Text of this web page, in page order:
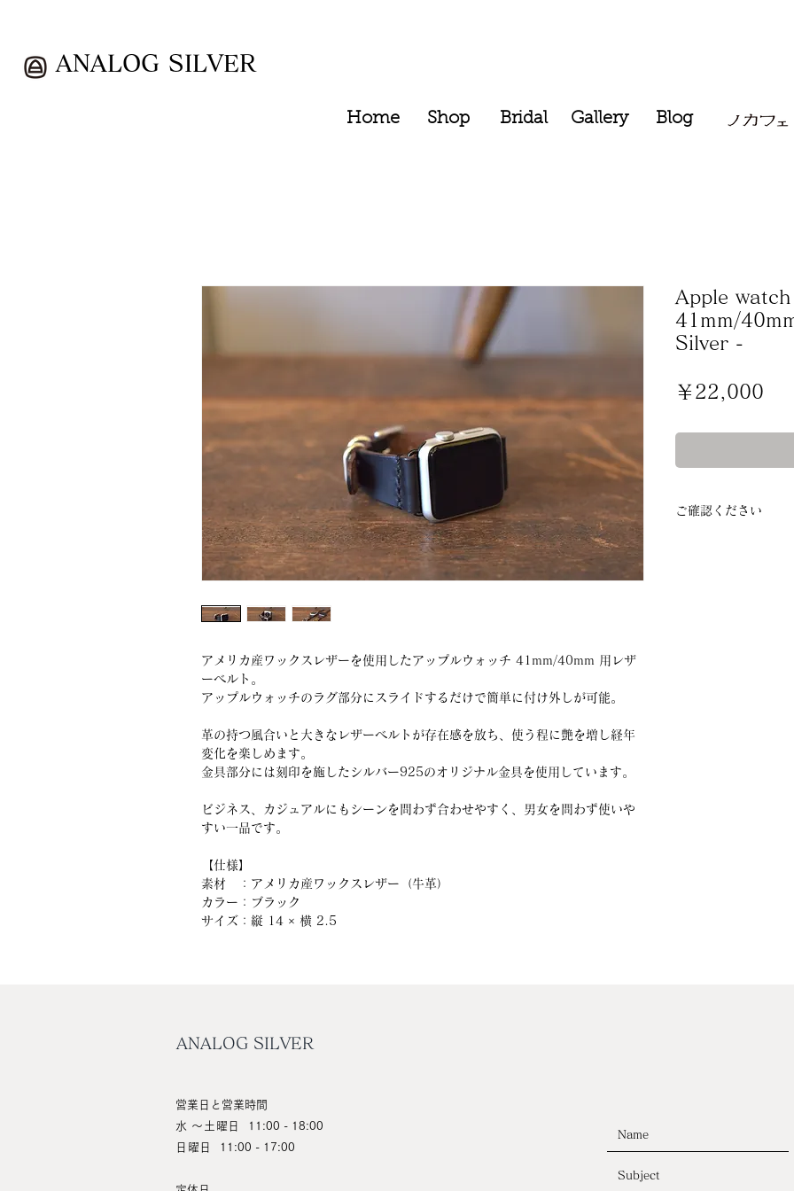
ANALOG SILVER
Home Shop Bridal Gallery Blog
アメリカ産ワックスレザーを使用したアップルウォッチ 41mm/40mm 用レザ
ーベルト。
アップルウォッチのラグ部分にスライドするだけで簡単に付け外しが可能。
革の持つ風合いと大きなレザーベルトが存在感を放ち、使う程に艶を増し経年
変化を楽しめます。
金具部分には刻印を施したシルバー925のオリジナル金具を使用しています。
ビジネス、カジュアルにもシーンを問わず合わせやすく、男女を問わず使いや
すい一品です。
【仕様】
素材 ：アメリカ産ワックスレザー（牛革）
カラー：ブラック
サイズ：縦 14 × 横 2.5
Apple
41mm/
Silver -
￥22,000
ご確認ください
営業日と営業時間
水 ～土曜日
11:00 - 18:00
日曜日
11:00 - 17:00
ANALOG SILVER